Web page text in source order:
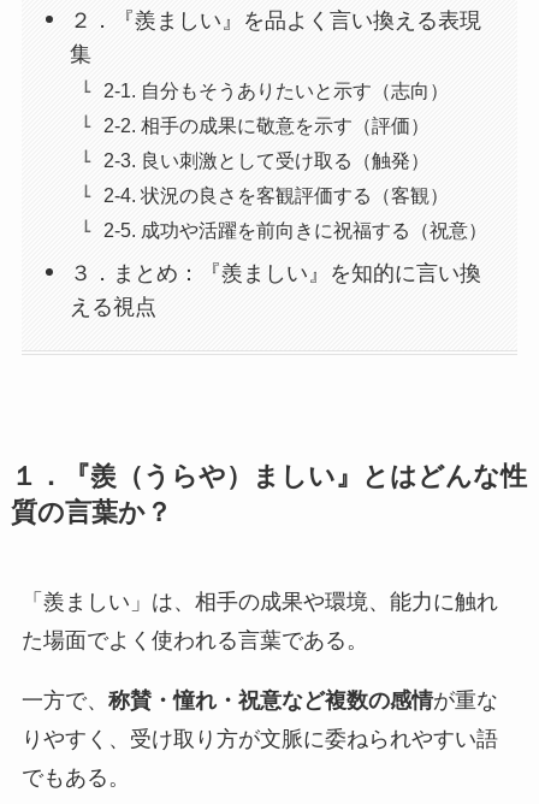
２．『羨ましい』を品よく言い換える表現
集
2-1. 自分もそうありたいと示す（志向）
2-2. 相手の成果に敬意を示す（評価）
2-3. 良い刺激として受け取る（触発）
2-4. 状況の良さを客観評価する（客観）
2-5. 成功や活躍を前向きに祝福する（祝意）
３．まとめ：『羨ましい』を知的に言い換
える視点
１．『羨（うらや）ましい』とはどんな性
質の言葉か？
「羨ましい」は、相手の成果や環境、能力に触れ
た場面でよく使われる言葉である。
一方で、 称賛・憧れ・祝意など複数の感情が重な
りやすく、受け取り方が文脈に委ねられやすい語
でもある。